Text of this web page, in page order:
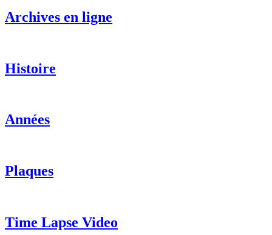
Archives en ligne
Histoire
Années
Plaques
Time Lapse Video